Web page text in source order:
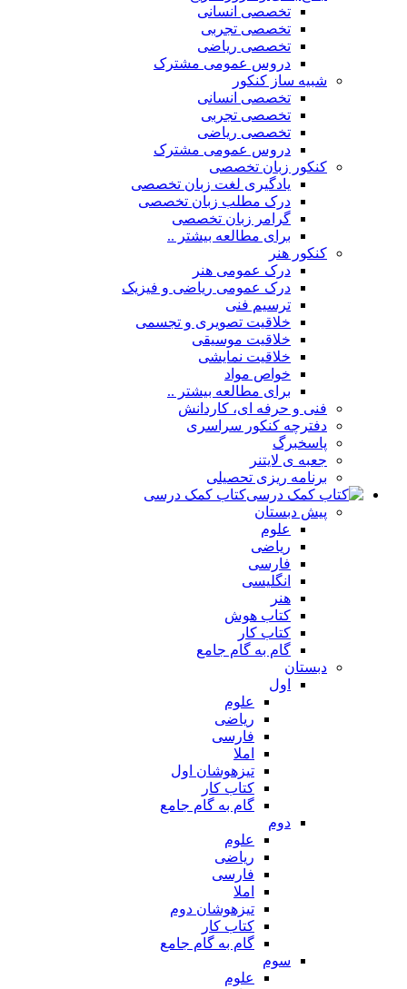
تخصصی انسانی
تخصصی تجربی
تخصصی ریاضی
دروس عمومی مشترک
شبیه ساز کنکور
تخصصی انسانی
تخصصی تجربی
تخصصی ریاضی
دروس عمومی مشترک
کنکور زبان تخصصی
یادگیری لغت زبان تخصصی
درک مطلب زبان تخصصی
گرامر زبان تخصصی
برای مطالعه بیشتر ..
کنکور هنر
درک عمومی هنر
درک عمومی ریاضی و فیزیک
ترسیم فنی
خلاقیت تصویری و تجسمی
خلاقیت موسیقی
خلاقیت نمایشی
خواص مواد
برای مطالعه بیشتر ..
فنی و حرفه ای، کاردانش
دفترچه کنکور سراسری
پاسخبرگ
جعبه ی لایتنر
برنامه ریزی تحصیلی
کتاب کمک درسی
پیش دبستان
علوم
ریاضی
فارسی
انگلیسی
هنر
کتاب هوش
کتاب کار
گام به گام جامع
دبستان
اول
علوم
ریاضی
فارسی
املا
تیزهوشان اول
کتاب کار
گام به گام جامع
دوم
علوم
ریاضی
فارسی
املا
تیزهوشان دوم
کتاب کار
گام به گام جامع
سوم
علوم